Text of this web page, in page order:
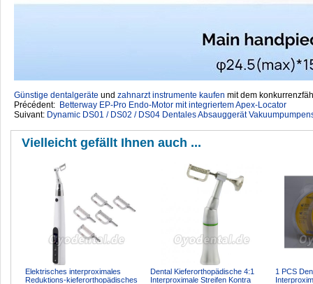
Günstige dentalgeräte ‎ und zahnarzt instrumente kaufen mit dem
Précédent: Betterway EP-Pro Endo-Motor mit integriertem Apex-Locator
Suivant: Dynamic DS01 / DS02 / DS04 Dentales Absauggerät
Vielleicht gefällt Ihnen auch ...
Elektrisches interproximales
Reduktions-kieferorthopädisches
Dental Kieferorthopädische 4:1
Interproximale Streifen Kontra
1 PCS